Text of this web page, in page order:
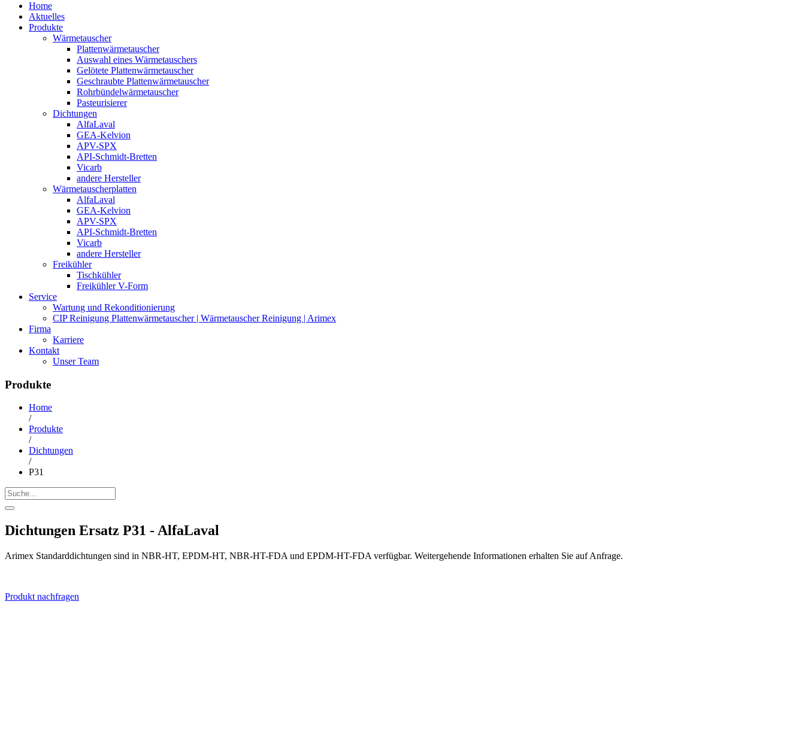
Home
Aktuelles
Produkte
Wärmetauscher
Plattenwärmetauscher
Auswahl eines Wärmetauschers
Gelötete Plattenwärmetauscher
Geschraubte Plattenwärmetauscher
Rohrbündelwärmetauscher
Pasteurisierer
Dichtungen
AlfaLaval
GEA-Kelvion
APV-SPX
API-Schmidt-Bretten
Vicarb
andere Hersteller
Wärmetauscherplatten
AlfaLaval
GEA-Kelvion
APV-SPX
API-Schmidt-Bretten
Vicarb
andere Hersteller
Freikühler
Tischkühler
Freikühler V-Form
Service
Wartung und Rekonditionierung
CIP Reinigung Plattenwärmetauscher | Wärmetauscher Reinigung | Arimex
Firma
Karriere
Kontakt
Unser Team
Produkte
Home
/
Produkte
/
Dichtungen
/
P31
Dichtungen Ersatz P31 - AlfaLaval
Arimex Standarddichtungen sind in NBR-HT, EPDM-HT, NBR-HT-FDA und EPDM-HT-FDA verfügbar. Weitergehende Informationen erhalten Sie auf Anfrage.
Produkt nachfragen